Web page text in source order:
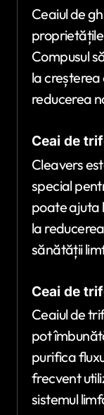
Ceaiul de
Compusul
la creșterea
reducerea
Ceai de
Cleavers
special
poate ajuta
la
sănătății
Ceai de
Ceaiul de
pot
purifica
frecvent
sistemul